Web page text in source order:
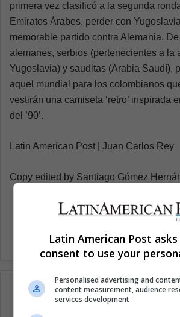
primera vez clasificó a la segunda
Emiratos Árabes, perder con
memorable partido contra Alemania.
alemanes, serbios (pertenecientes a la
Yugoslavia) y sauditas (Arabia Saudí),
aquel mundial para los colombianos
vestirán una camiseta ‘retro’ inspirada
del ’90’.
Latin American Post | Juan Carlos Rey
Copy edited by Santiago Gómez
Latin American Post
consent to use your
Personalised advertising and
content measurement, audience
services development